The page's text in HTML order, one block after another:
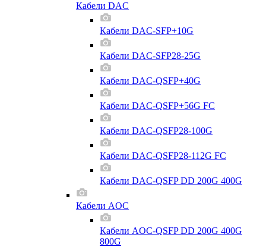
Кабели DAC
Кабели DAC-SFP+10G
Кабели DAC-SFP28-25G
Кабели DAC-QSFP+40G
Кабели DAC-QSFP+56G FC
Кабели DAC-QSFP28-100G
Кабели DAC-QSFP28-112G FC
Кабели DAC-QSFP DD 200G 400G
Кабели AOC
Кабели AOC-QSFP DD 200G 400G
800G